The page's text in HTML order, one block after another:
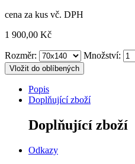
cena za kus vč. DPH
1 900,00 Kč
Rozměr: Množství:
Vložit do oblíbených
Popis
Doplňující zboží
Doplňující zboží
Odkazy